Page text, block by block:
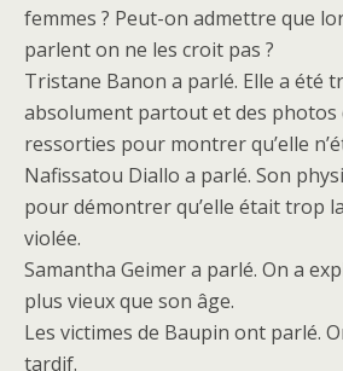
femmes ? Peut-on admettre que
parlent on ne les croit pas ?
Tristane Banon a parlé. Elle a été
absolument partout et des photos
ressorties pour montrer qu’elle
Nafissatou Diallo a parlé. Son
pour démontrer qu’elle était trop
violée.
Samantha Geimer a parlé. On a
plus vieux que son âge.
Les victimes de Baupin ont parlé.
tardif.